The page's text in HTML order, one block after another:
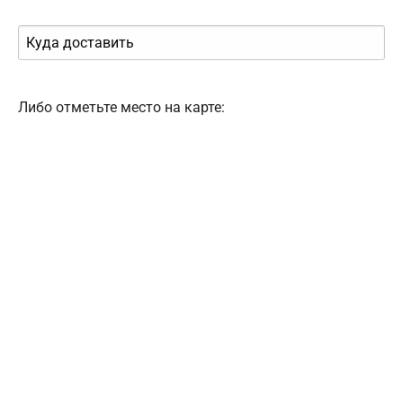
Либо отметьте место на карте: